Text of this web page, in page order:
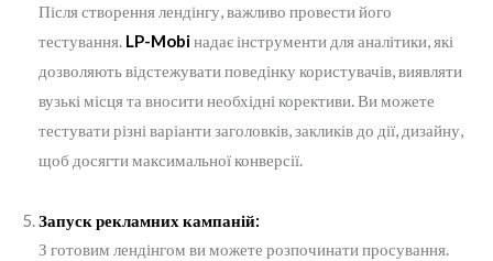
Після створення лендінгу, важливо провести його
тестування. LP-Mobiнадає інструменти для аналітики, які
дозволяють відстежувати поведінку користувачів, виявляти
вузькі місця та вносити необхідні корективи. Ви можете
тестувати різні варіанти заголовків, закликів до дії, дизайну,
щоб досягти максимальної конверсії.
Запуск рекламних кампаній:
З готовим лендінгом ви можете розпочинати просування.